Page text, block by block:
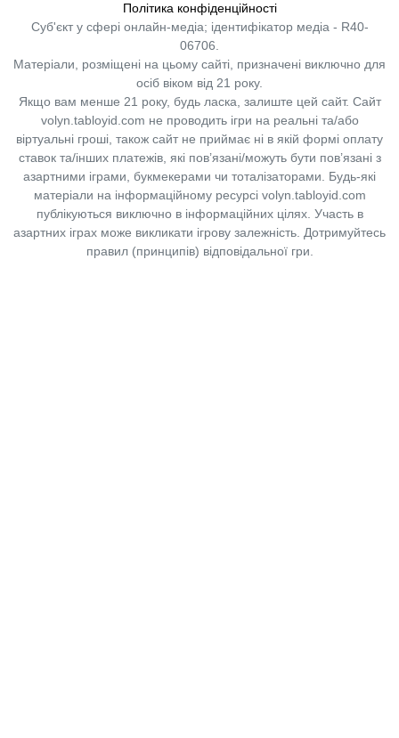
Політика конфіденційності
Суб'єкт у сфері онлайн-медіа; ідентифікатор медіа - R40-
06706.
Матеріали, розміщені на цьому сайті, призначені виключно для
осіб віком від 21 року.
Якщо вам менше 21 року, будь ласка, залиште цей сайт. Сайт
volyn.tabloyid.com не проводить ігри на реальні та/або
віртуальні гроші, також сайт не приймає ні в якій формі оплату
ставок та/інших платежів, які пов’язані/можуть бути пов’язані з
азартними іграми, букмекерами чи тоталізаторами. Будь-які
матеріали на інформаційному ресурсі volyn.tabloyid.com
публікуються виключно в інформаційних цілях. Участь в
азартних іграх може викликати ігрову залежність. Дотримуйтесь
правил (принципів) відповідальної гри.